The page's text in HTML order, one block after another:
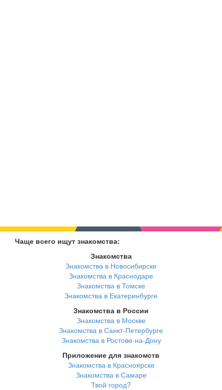
Чаще всего ищут знакомства:
Знакомства
Знакомства в Новосибирске
Знакомства в Краснодаре
Знакомства в Томске
Знакомства в Екатеринбурге
Знакомства в России
Знакомства в Москве
Знакомства в Санкт-Петербурге
Знакомства в Ростове-на-Дону
Приложение для знакомств
Знакомства в Красноярске
Знакомства в Самаре
Твой город?